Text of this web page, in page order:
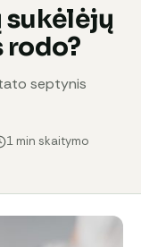
rodo?
septynis
1 min skaitymo